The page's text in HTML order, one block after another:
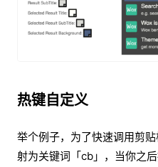
热键自定义
举个例子，为了快速调用剪
射为关键词「cb」，当你之